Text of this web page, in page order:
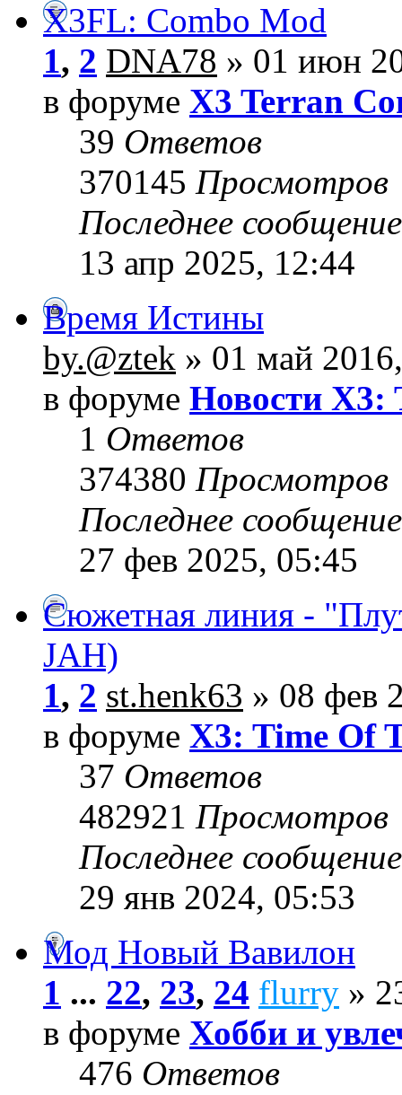
X3FL: Combo Mod
1, 2 DNA78 » 01 июн
в форуме X3 Terran
39 Ответов
370145 Просмотров
Последнее
13 апр 2025, 12:44
Время Истины
by.@ztek » 01 май
в форуме Новости X3:
1 Ответов
374380 Просмотров
Последнее
27 фев 2025, 05:45
Сюжетная линия -
JAH)
1, 2 st.henk63 » 08 фев
в форуме X3: Time Of
37 Ответов
482921 Просмотров
Последнее
29 янв 2024, 05:53
Мод Новый Вавилон
1 ... 22, 23, 24 flurry »
в форуме Хобби и
476 Ответов